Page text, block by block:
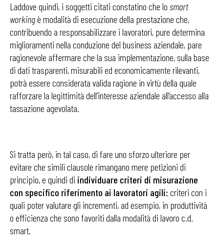
Laddove quindi, i soggetti citati constatino che lo smart
workingè modalità di esecuzione della prestazione che,
contribuendo a responsabilizzare i lavoratori, pure determina
miglioramenti nella conduzione del business aziendale, pare
ragionevole affermare che la sua implementazione, sulla base
di dati trasparenti, misurabili ed economicamente rilevanti,
potrà essere considerata valida ragione in virtù della quale
rafforzare la legittimità dell’interesse aziendale all’accesso alla
tassazione agevolata.
Si tratta però, in tal caso, di fare uno sforzo ulteriore per
evitare che simili clausole rimangano mere petizioni di
principio, e quindi di individuare criteri di misurazione
con specifico riferimento ai lavoratori agili: criteri con i
quali poter valutare gli incrementi, ad esempio, in produttività
o efficienza che sono favoriti dalla modalità di lavoro c.d.
smart.